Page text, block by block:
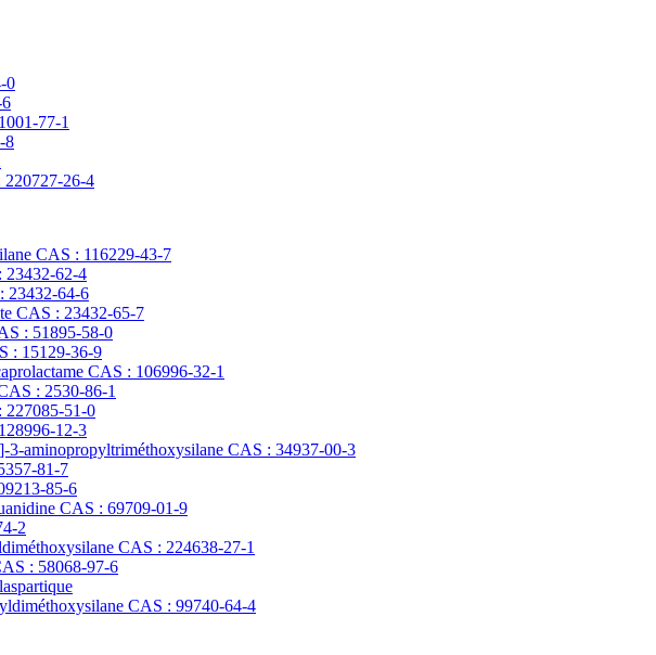
0
77-1
8
220727-26-4
CAS : 116229-43-7
23432-62-4
23432-64-6
CAS : 23432-65-7
: 51895-58-0
: 15129-36-9
CAS : 106996-32-1
: 2530-86-1
227085-51-0
12-3
aminopropyltriméthoxysilane CAS : 34937-00-3
81-7
85-6
CAS : 69709-01-9
2
CAS : 224638-27-1
: 58068-97-6
CAS : 99740-64-4